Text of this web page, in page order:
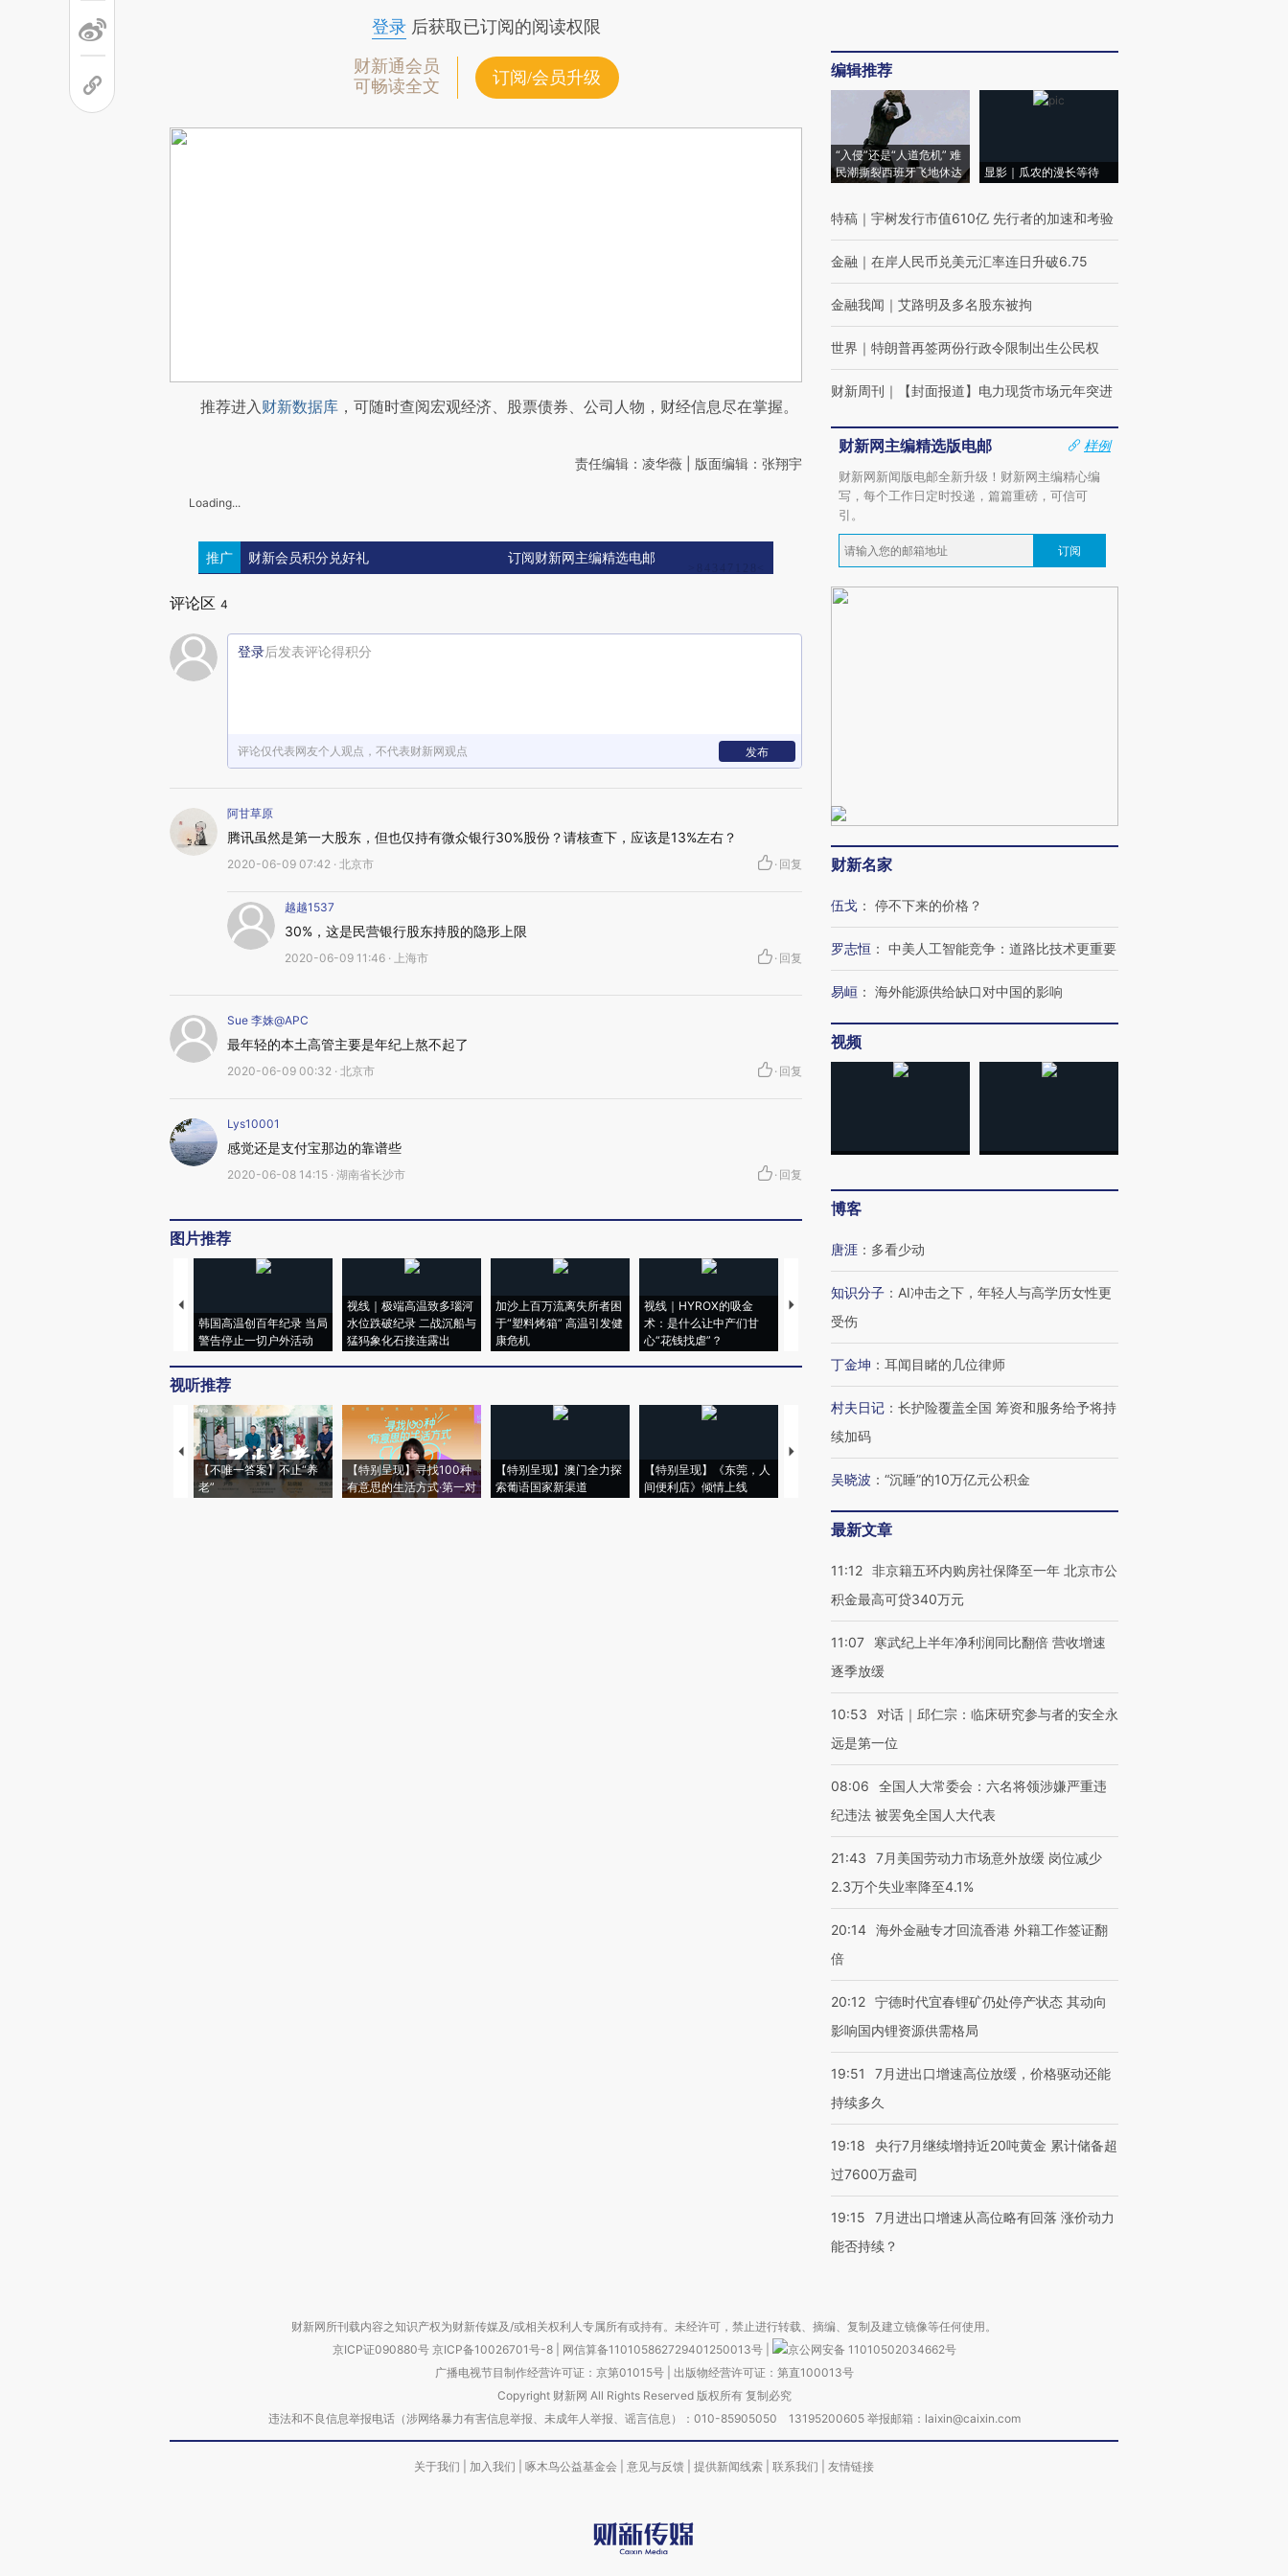
登录后获取已订阅的阅读权限
财新通会员
可畅读全文
订阅/会员升级
推荐进入财新数据库 ，可随时查阅宏观经济、股票债券、公司人物，财经信息尽在掌握。
责任编辑：凌华薇 | 版面编辑：张翔宇
Loading...
推广 财新会员积分兑好礼 订阅财新网主编精选电邮
评论区 4
登录后发表评论得积分
评论仅代表网友个人观点，不代表财新网观点 发布
阿甘草原
腾讯虽然是第一大股东，但也仅持有微众银行30%股份？请核查下，应该是13%左右？
2020-06-09 07:42 · 北京市 · 回复
越越1537
30%，这是民营银行股东持股的隐形上限
2020-06-09 11:46 · 上海市 · 回复
Sue 李姝@APC
最年轻的本土高管主要是年纪上熬不起了
2020-06-09 00:32 · 北京市 · 回复
Lys10001
感觉还是支付宝那边的靠谱些
2020-06-08 14:15 · 湖南省长沙市 · 回复
图片推荐
韩国高温创百年纪录 当局
警告停止一切户外活动
视线｜极端高温致多瑙河
水位跌破纪录 二战沉船与
猛犸象化石接连露出
加沙上百万流离失所者困
于“塑料烤箱” 高温引发健
康危机
视线｜HYROX的吸金
术：是什么让中产们甘
心“花钱找虐”？
马航飞行员跨国走私7万
粒摇头丸 尿检体内含3种
育部长拱下台
飞地休达
视听推荐
【不唯一答案】不止“养
老”
【特别呈现】寻找100种
有意思的生活方式·第一对
【特别呈现】澳门全力探
索葡语国家新渠道
【特别呈现】《东莞，人
间便利店》倾情上线
【推广】走进第四届链博
会，让数智科技“链”接产
【特别呈现】寻找100种
有意思的生活方式·第三对
编辑推荐
“入侵”还是“人道危机” 难
民潮撕裂西班牙飞地休达
显影｜瓜农的漫长等待
特稿 ｜ 宇树发行市值610亿 先行者的加速和考验
金融 ｜ 在岸人民币兑美元汇率连日升破6.75
金融我闻 ｜ 艾路明及多名股东被拘
世界 ｜ 特朗普再签两份行政令限制出生公民权
财新周刊 ｜ 【封面报道】电力现货市场元年突进
财新网主编精选版电邮
样例
财新网新闻版电邮全新升级！财新网主编精心编
写，每个工作日定时投递，篇篇重磅，可信可
引。
订阅
财新名家
伍戈 ： 停不下来的价格？
罗志恒 ： 中美人工智能竞争：道路比技术更重要
易峘 ： 海外能源供给缺口对中国的影响
视频
博客
唐涯 ： 多看少动
知识分子 ： AI冲击之下，年轻人与高学历女性更
受伤
丁金坤 ： 耳闻目睹的几位律师
村夫日记 ： 长护险覆盖全国 筹资和服务给予将持
续加码
吴晓波 ： “沉睡”的10万亿元公积金
最新文章
11:12 非京籍五环内购房社保降至一年 北京市公
积金最高可贷340万元
11:07
寒武纪上半年净利润同比翻倍 营收增速
逐季放缓
10:53
对话｜邱仁宗：临床研究参与者的安全永
远是第一位
08:06
全国人大常委会：六名将领涉嫌严重违
纪违法 被罢免全国人大代表
21:43
7月美国劳动力市场意外放缓 岗位减少
2.3万个失业率降至4.1%
20:14 海外金融专才回流香港 外籍工作签证翻
倍
20:12 宁德时代宜春锂矿仍处停产状态 其动向
影响国内锂资源供需格局
19:51
7月进出口增速高位放缓，价格驱动还能
持续多久
19:18
央行7月继续增持近20吨黄金 累计储备超
过7600万盎司
19:15
7月进出口增速从高位略有回落 涨价动力
能否持续？
财新网所刊载内容之知识产权为财新传媒及/或相关权利人专属所有或持有。未经许可，禁止进行转载、摘编、复制及建立镜像等任何使用。
京ICP证090880号 京ICP备10026701号-8 网信算备110105862729401250013号
京公网安备 11010502034662号
广播电视节目制作经营许可证：京第01015号| 出版物经营许可证：第直100013号
Copyright 财新网 All Rights Reserved 版权所有 复制必究
违法和不良信息举报电话（涉网络暴力有害信息举报、未成年人举报、谣言信息）：010-85905050 13195200605 举报邮箱：laixin@caixin.com
关于我们 加入我们 啄木鸟公益基金会 意见与反馈 提供新闻线索 联系我们 友情链接